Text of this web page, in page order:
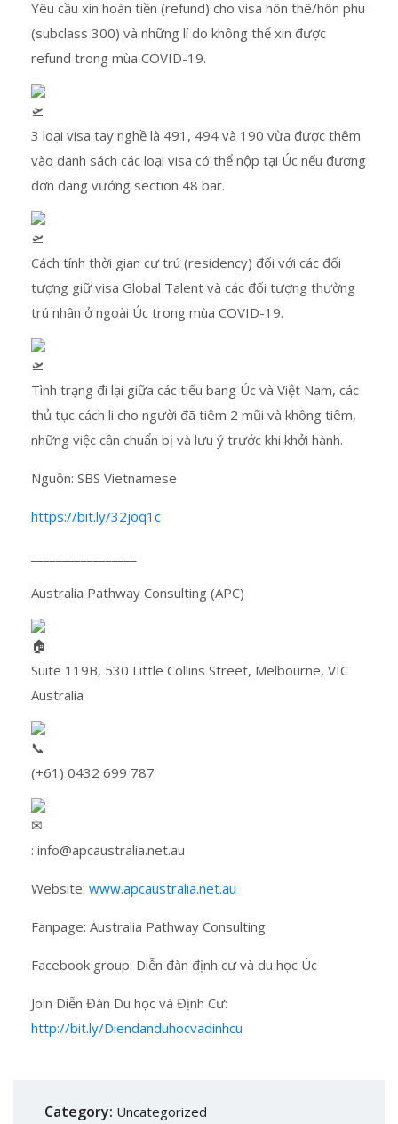
Yêu cầu xin hoàn tiền (refund) cho visa hôn thê/hôn phu
(subclass 300) và những lí do không thể xin được
refund trong mùa COVID-19.
3 loại visa tay nghề là 491, 494 và 190 vừa được thêm
vào danh sách các loại visa có thể nộp tại Úc nếu đương
đơn đang vướng section 48 bar.
Cách tính thời gian cư trú (residency) đối với các đối
tượng giữ visa Global Talent và các đối tượng thường
trú nhân ở ngoài Úc trong mùa COVID-19.
Tình trạng đi lại giữa các tiểu bang Úc và Việt Nam, các
thủ tục cách li cho người đã tiêm 2 mũi và không tiêm,
những việc cần chuẩn bị và lưu ý trước khi khởi hành.
Nguồn: SBS Vietnamese
https://bit.ly/32joq1c
Australia Pathway Consulting (APC)
Suite 119B, 530 Little Collins Street, Melbourne, VIC
Australia
(+61) 0432 699 787
: info@apcaustralia.net.au
Website: www.apcaustralia.net.au
Fanpage: Australia Pathway Consulting
Facebook group: Diễn đàn định cư và du học Úc
Join Diễn Đàn Du học và Định Cư:
http://bit.ly/Diendanduhocvadinhcu
Category: Uncategorized